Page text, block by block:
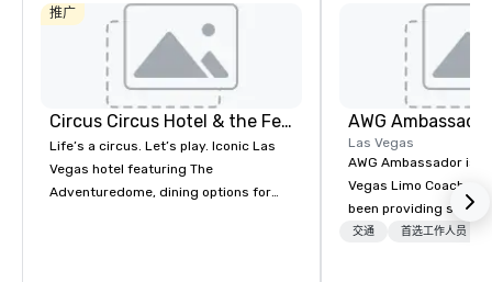
推广
Circus Circus Hotel & the Festival Grounds
Life’s a circus. Let’s play. Iconic Las
Vegas hotel featuring The
Adventuredome, dining options for
AWG Ambassador
Las Vegas
AWG Ambassador is
Vegas Limo Coach
been providing
and leisure travelers
交通 首选工作人员